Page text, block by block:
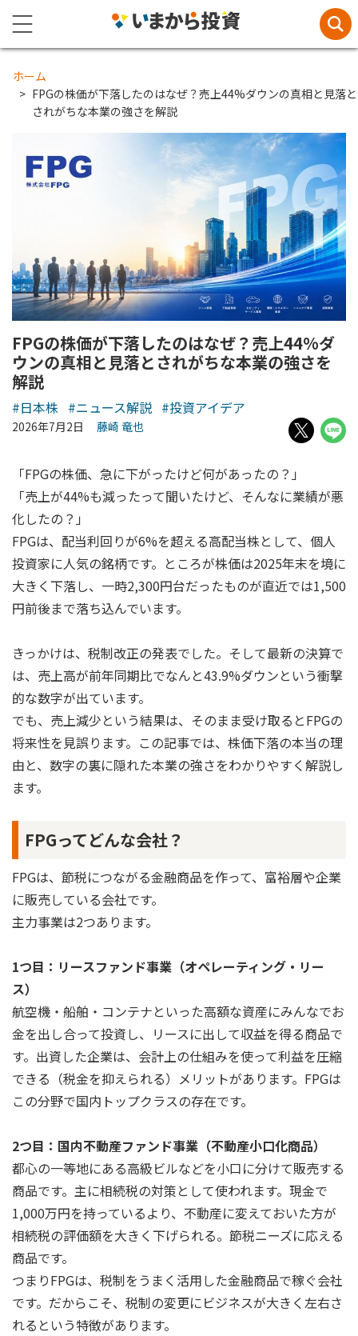
ホーム
FPGの株価が下落したのはなぜ？売上44%ダウンの真相と見落と
されがちな本業の強さを解説
FPGの株価が下落したのはなぜ？売上44%ダ
ウンの真相と見落とされがちな本業の強さを
解説
#日本株 #ニュース解説 #投資アイデア
2026年7月2日 藤崎 竜也
「FPGの株価、急に下がったけど何があったの？」
「売上が44%も減ったって聞いたけど、そんなに業績が悪
化したの？」
FPGは、配当利回りが6%を超える高配当株として、個人
投資家に人気の銘柄です。ところが株価は2025年末を境に
大きく下落し、一時2,300円台だったものが直近では1,500
円前後まで落ち込んでいます。
きっかけは、税制改正の発表でした。そして最新の決算で
は、売上高が前年同期比でなんと43.9%ダウンという衝撃
的な数字が出ています。
でも、売上減少という結果は、そのまま受け取るとFPGの
将来性を見誤ります。この記事では、株価下落の本当の理
由と、数字の裏に隠れた本業の強さをわかりやすく解説し
ます。
FPGってどんな会社？
FPGは、節税につながる金融商品を作って、富裕層や企業
に販売している会社です。
主力事業は2つあります。
1つ目：リースファンド事業（オペレーティング・リー
ス）
航空機・船舶・コンテナといった高額な資産にみんなでお
金を出し合って投資し、リースに出して収益を得る商品で
す。出資した企業は、会計上の仕組みを使って利益を圧縮
できる（税金を抑えられる）メリットがあります。FPGは
この分野で国内トップクラスの存在です。
2つ目：国内不動産ファンド事業（不動産小口化商品）
都心の一等地にある高級ビルなどを小口に分けて販売する
商品です。主に相続税の対策として使われます。現金で
1,000万円を持っているより、不動産に変えておいた方が
相続税の評価額を大きく下げられる。節税ニーズに応える
商品です。
つまりFPGは、税制をうまく活用した金融商品で稼ぐ会社
です。だからこそ、税制の変更にビジネスが大きく左右さ
れるという特徴があります。